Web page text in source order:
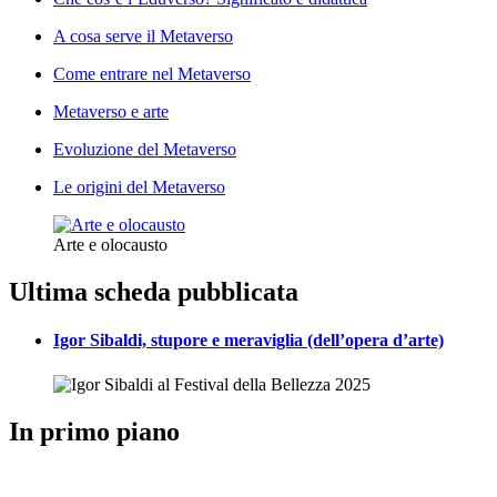
A cosa serve il Metaverso
Come entrare nel Metaverso
Metaverso e arte
Evoluzione del Metaverso
Le origini del Metaverso
Arte e olocausto
Ultima scheda pubblicata
Igor Sibaldi, stupore e meraviglia (dell’opera d’arte)
In primo piano